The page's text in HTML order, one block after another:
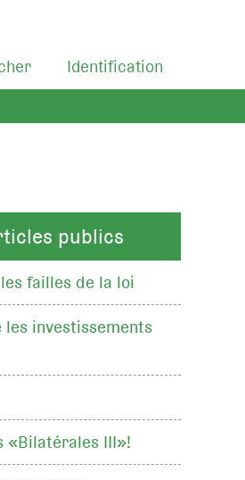
Identification
publics
failles de la loi
investissements
III»!